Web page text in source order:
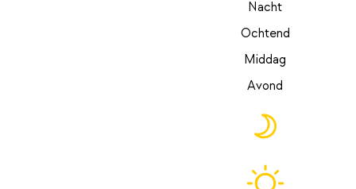
Nacht
Ochtend
Middag
Avond